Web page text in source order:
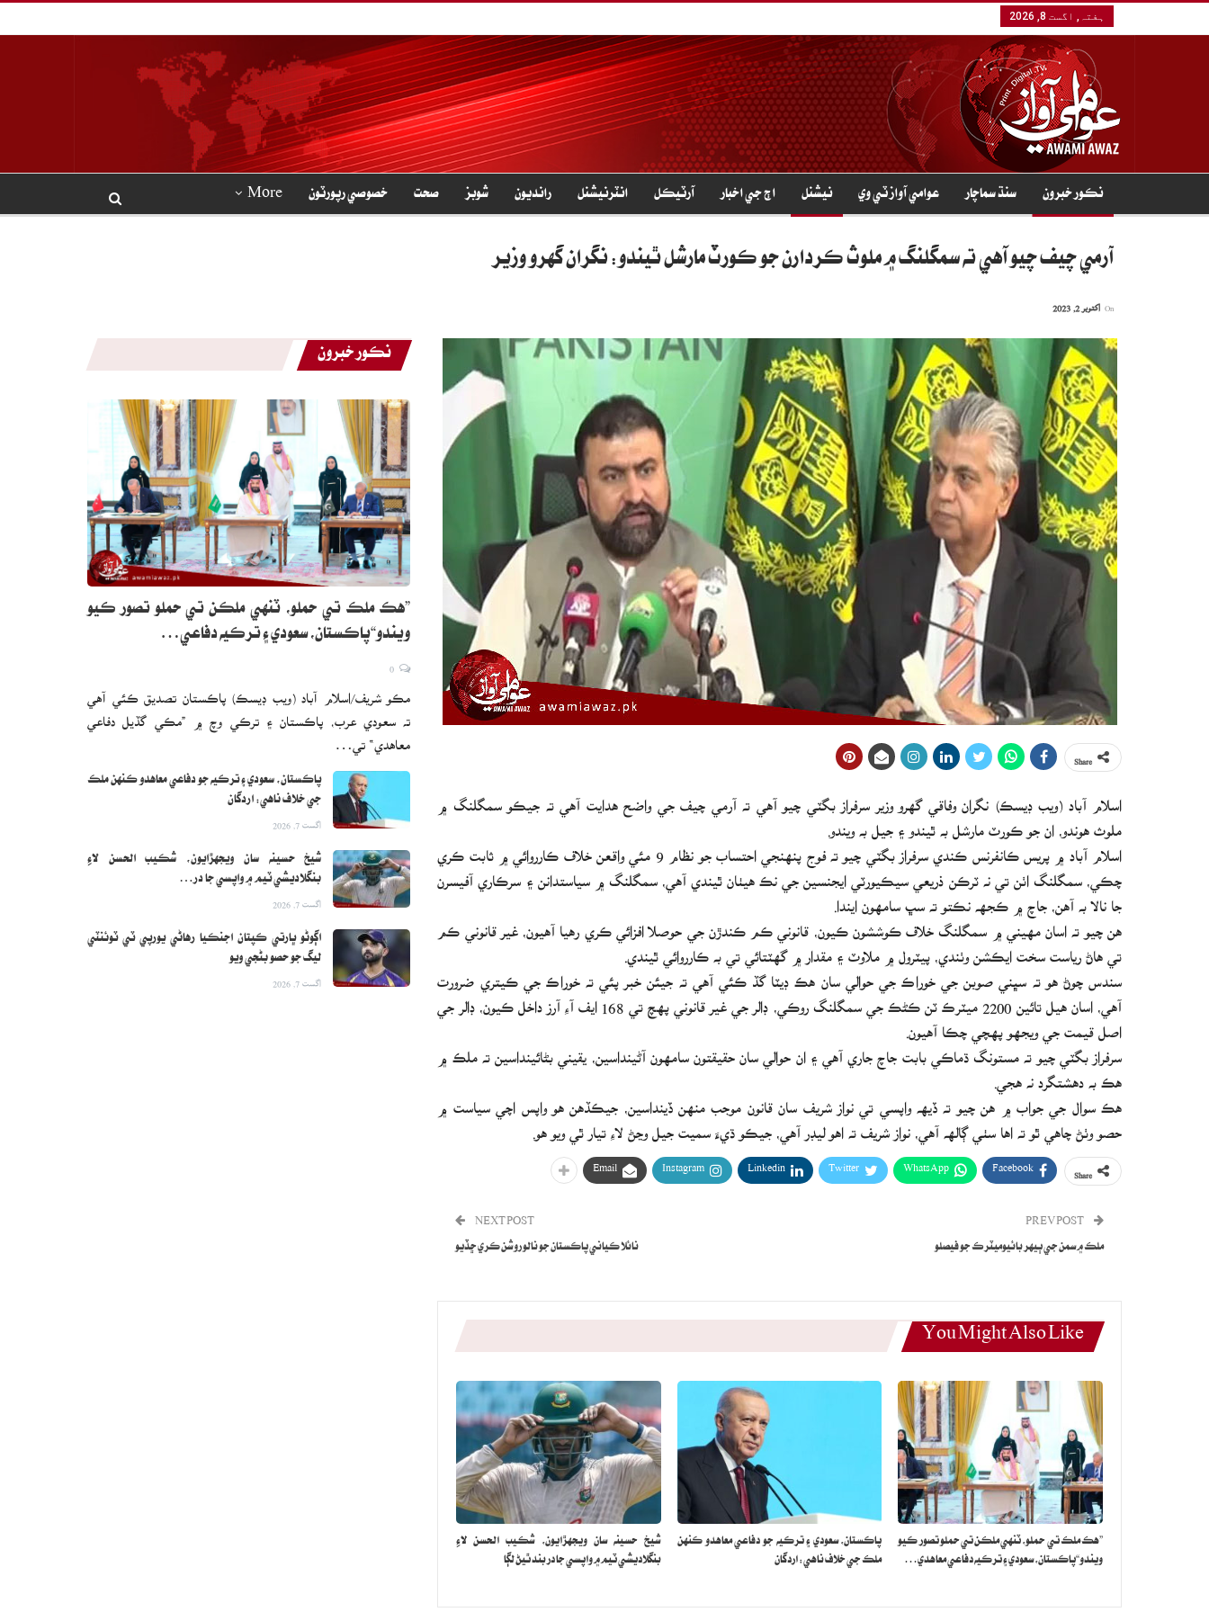
ہفتہ, اگست 8, 2026
نڪور خبرون سنڌ سماچار عوامي آواز ٽي وي نيشنل اڄ جي اخبار آرٽيڪل انٽرنيشنل رانديون شوبز صحت خصوصي رپورٽون More
آرمي چيف چيو آهي ته سمگلنگ ۾ ملوث ڪردارن جو ڪورٽ مارشل ٿيندو: نگران گهرو وزير
اکتوبر 2, 2023
اسلام آباد (ويب ڊيسڪ) نگران وفاقي گهرو وزير سرفراز بگٽي چيو آهي ته آرمي چيف جي واضح هدايت آهي ته جيڪو سمگلنگ ۾
ملوث هوندو، ان جو ڪورٽ مارشل به ٿيندو ۽ جيل به ويندو.
اسلام آباد ۾ پريس ڪانفرنس ڪندي سرفراز بگٽي چيو ته فوج پنهنجي احتساب جو نظام 9 مئي واقعن خلاف ڪارروائي ۾ ثابت ڪري
چڪي، سمگلنگ اٺن تي نه ٽرڪن ذريعي سيڪيورٽي ايجنسين جي نڪ هيٺان ٿيندي آهي، سمگلنگ ۾ سياستدانن ۽ سرڪاري آفيسرن
جا نالا به آهن، جاچ ۾ ڪجهه نڪتو ته سڀ سامهون ايندا.
هن چيو ته اسان مهيني ۾ سمگلنگ خلاف ڪوششون ڪيون، قانوني ڪم ڪندڙن جي حوصلا افزائي ڪري رهيا آهيون، غير قانوني ڪم
تي هاڻ رياست سخت ايڪشن وٺندي، پيٽرول ۾ ملاوٽ ۽ مقدار ۾ گهٽتائي تي به ڪارروائي ٿيندي.
سندس چوڻ هو ته سڀني صوبن جي خوراڪ جي حوالي سان هڪ ڊيٽا گڏ ڪئي آهي ته جيئن خبر پئي ته خوراڪ جي ڪيتري ضرورت
آهي، اسان هيل تائين 2200 ميٽرڪ ٽن ڪڻڪ جي سمگلنگ روڪي، ڊالر جي غير قانوني پهچ تي 168 ايف آءِ آرز داخل ڪيون، ڊالر جي
اصل قيمت جي ويجهو پهچي چڪا آهيون.
سرفراز بگٽي چيو ته مستونگ ڌماڪي بابت جاچ جاري آهي ۽ ان حوالي سان حقيقتون سامهون آڻينداسين، يقيني بڻائينداسين ته ملڪ ۾
هڪ به دهشتگرد نه هجي.
هڪ سوال جي جواب ۾ هن چيو ته ڏيهه واپسي تي نواز شريف سان قانون موجب منهن ڏينداسين، جيڪڏهن هو واپس اچي سياست ۾
حصو وٺڻ چاهي ٿو ته اها سٺي ڳالهه آهي، نواز شريف ته اهو ليڊر آهي، جيڪو ڌيءَ سميت جيل وڃڻ لاءِ تيار ٿي ويو هو.
Facebook
WhatsApp
Twitter
Linkedin
Instagram
Email
ملڪ ۾ سمن جي ٻيهر بائيوميٽرڪ جو فيصلو
NEXT POST
نائلا ڪياني پاڪستان جو نالو روشن ڪري ڇڏيو
You Might Also Like
”هڪ ملڪ تي حملو، ٽنهي ملڪن تي حملو تصور ڪيو
ويندو“پاڪستان، سعودي ۽ ترڪيه دفاعي معاهدي…
پاڪستان، سعودي ۽ ترڪيه جو دفاعي معاهدو ڪنهن
ملڪ جي خلاف ناهي: اردگان
شيخ حسينه سان ويجهڙايون، شڪيب الحسن لاءِ
بنگلاديشي ٽيم ۾ واپسي جا در بند ٿيڻ لڳا
نڪور خبرون
”هڪ ملڪ تي حملو، ٽنهي ملڪن تي حملو تصور ڪيو
ويندو“پاڪستان، سعودي ۽ ترڪيه دفاعي…
مڪو شريف/اسلام آباد (ويب ڊيسڪ) پاڪستان تصديق ڪئي آهي
ته سعودي عرب، پاڪستان ۽ ترڪي وچ ۾ ”مڪي گڏيل دفاعي
معاهدي“ تي…
پاڪستان، سعودي ۽ ترڪيه جو دفاعي معاهدو ڪنهن ملڪ
جي خلاف ناهي: اردگان
اگست 7, 2026
شيخ حسينه سان ويجهڙايون، شڪيب الحسن لاءِ
بنگلاديشي ٽيم ۾ واپسي جا در…
اگست 7, 2026
اڳوڻو ڀارتي ڪپتان اجنڪيا رهاڻي يورپي ٽي ٽوئنٽي
ليگ جو حصو بڻجي ويو
اگست 7, 2026